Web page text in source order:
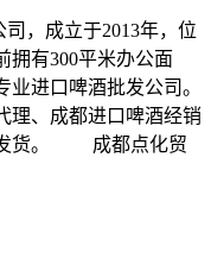
司，成立于2013年，位
拥有300平米办公面
进口啤酒批发公司。
理、成都进口啤酒经销
发货。 成都点化贸